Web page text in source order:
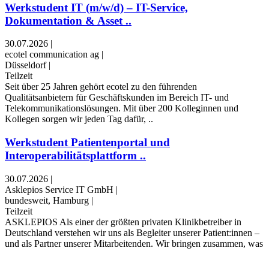
Werkstudent IT (m/w/d) – IT-Service,
Dokumentation & Asset ..
30.07.2026 |
ecotel communication ag |
Düsseldorf |
Teilzeit
Seit über 25 Jahren gehört ecotel zu den führenden
Qualitätsanbietern für Geschäftskunden im Bereich IT- und
Telekommunikationslösungen. Mit über 200 Kolleginnen und
Kollegen sorgen wir jeden Tag dafür, ..
Werkstudent Patientenportal und
Interoperabilitätsplattform ..
30.07.2026 |
Asklepios Service IT GmbH |
bundesweit, Hamburg |
Teilzeit
ASKLEPIOS Als einer der größten privaten Klinikbetreiber in
Deutschland verstehen wir uns als Begleiter unserer Patient:innen –
und als Partner unserer Mitarbeitenden. Wir bringen zusammen, was